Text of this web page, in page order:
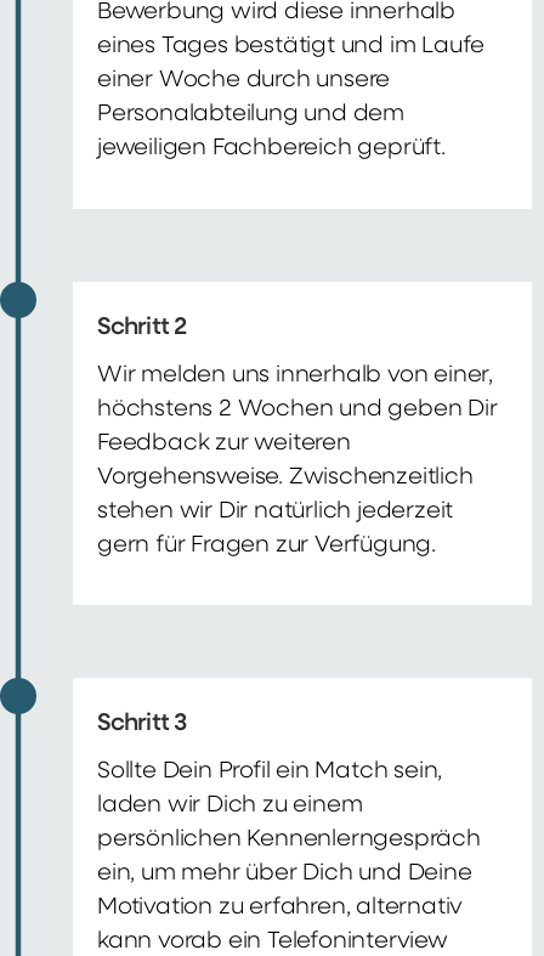
Bewerbung wird diese innerhalb
eines Tages bestätigt und im Laufe
einer Woche durch unsere
Personalabteilung und dem
jeweiligen Fachbereich geprüft.
Schritt 2
Wir melden uns innerhalb von einer,
höchstens 2 Wochen und geben Dir
Feedback zur weiteren
Vorgehensweise. Zwischenzeitlich
stehen wir Dir natürlich jederzeit
gern für Fragen zur Verfügung.
Schritt 3
Sollte Dein Profil ein Match sein,
laden wir Dich zu einem
persönlichen Kennenlerngespräch
ein, um mehr über Dich und Deine
Motivation zu erfahren, alternativ
kann vorab ein Telefoninterview